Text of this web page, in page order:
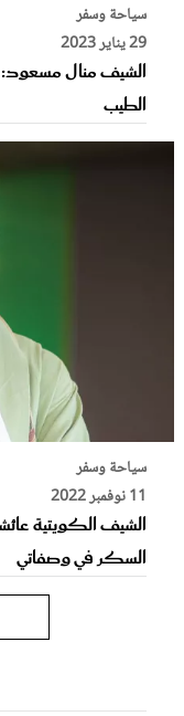
سياحة وسفر
29 يناير 2023
الشيف منال مسعود:
الطيب
سياحة وسفر
11 نوفمبر 2022
الشيف الكويتية
السكر في وصفاتي